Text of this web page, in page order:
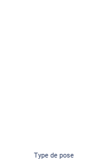
Type de pose